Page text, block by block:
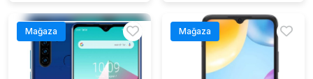
Mağaza Mağaza